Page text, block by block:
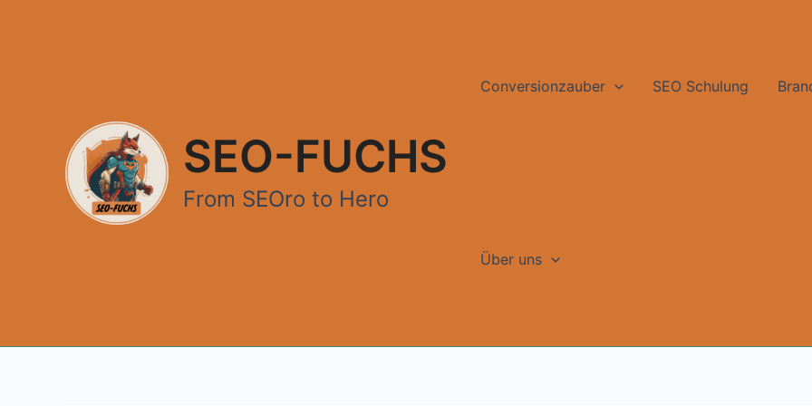
SEO-FUCHS
From SEOro to Hero
Conversionzauber SEO Schulung
Über uns